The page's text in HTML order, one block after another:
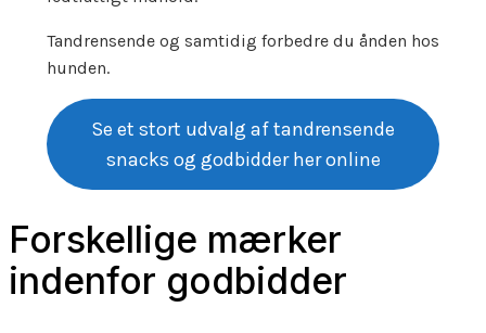
Tandrensende og samtidig forbedre du ånden hos
hunden.
Se et stort udvalg af tandrensende
snacks og godbidder her online
Forskellige mærker
indenfor godbidder